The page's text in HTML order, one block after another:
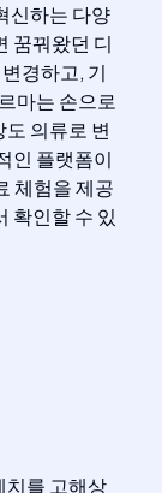
신하는 다양
꿈꿔왔던 디
경하고, 기
마는 손으로
의류로 변
인 플랫폼이
체험을 제공
확인할 수 있
치를 고해상